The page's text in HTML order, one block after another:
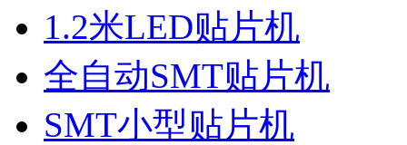
1.2米LED贴片机
全自动SMT贴片机
SMT小型贴片机